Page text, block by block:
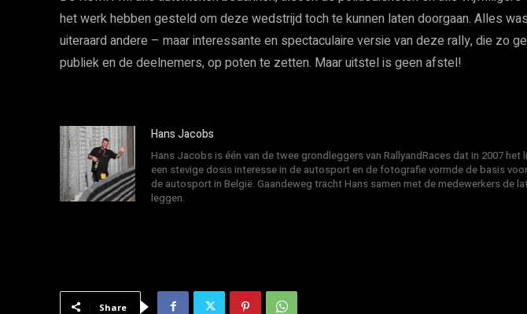
het werk hebben gesteld om deze wedstrijd toch te kunnen laten doorgaan. Alles
uiteraard andere – maar interessante en spectaculaire versie van deze rally, die zo
publiek en de deelnemers, op poten te zetten. Maar uitstel is geen afstel!
Hans Jacobs
Hans Jacobs is één van de twee grondleggers van RallyandRaces dat in 2007 het
een stevige dosis interesse in de autosport en de fotografie vormde de basis
de autosport in België. Gaandeweg tracht Hans samen met de medewerkers de
leggen.
Share